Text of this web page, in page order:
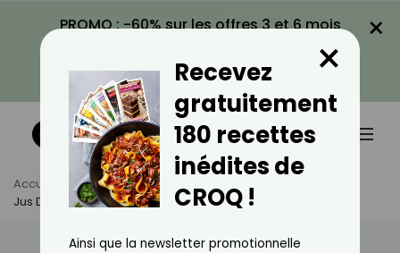
PROMO : -60% sur les offres 3 et 6 mois
VOIR LA PROMO
×
Accueil Actus
Alimentation
Jus De Pomme : Bienfaits, Valeurs Nutritionnelles Et Recettes
Recevez
gratuitement
180 recettes
inédites de
CROQ !
×
Ainsi que la newsletter promotionnelle